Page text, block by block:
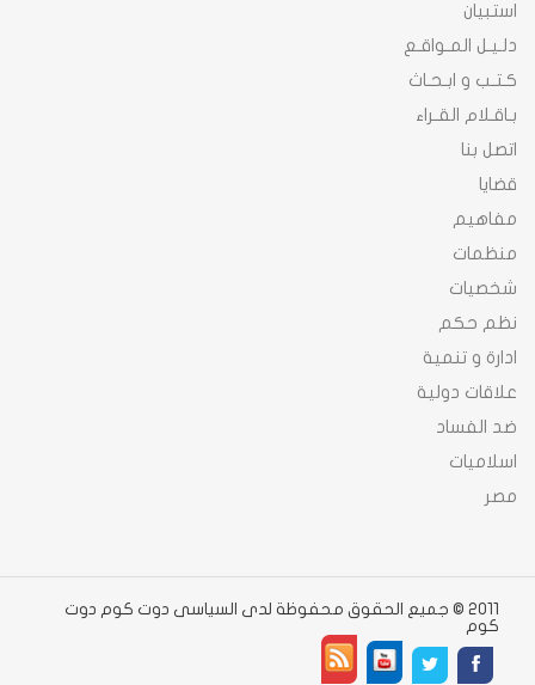
استبيان
دلـيـل المـواقـع
كـتـب و ابـحـاث
بـاقـلام القـراء
اتصل بنا
قضايا
مفاهيم
منظمات
شخصيات
نظم حكم
ادارة و تنمية
علاقات دولية
ضد الفساد
اسلاميات
مصر
2011 © جميع الحقوق محفوظة لدى السياسى دوت كوم دوت
كوم